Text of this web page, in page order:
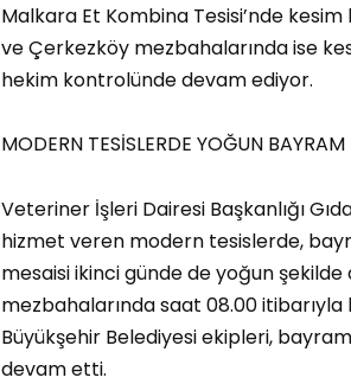
Malkara Et Kombina Tesisi’nde
ve Çerkezköy mezbahalarında ise
hekim kontrolünde devam ediyor.
MODERN TESİSLERDE YOĞUN BAYRAM
Veteriner İşleri Dairesi Başkanlığı
hizmet veren modern tesislerde,
mesaisi ikinci günde de yoğun
mezbahalarında saat 08.00 itibarıyla
Büyükşehir Belediyesi ekipleri,
devam etti.